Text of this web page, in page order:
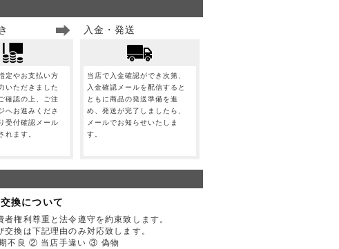
定やお支払い方
いただきました
確認の上、ご注
へお進みくださ
受付確認メール
れます。
入金・発送
当店で入金確認ができ次第、
入金確認メールを配信すると
ともに商品の発送準備を進
め、発送が完了しましたら、
メールでお知らせいたしま
す。
換について
者権利尊重と法令遵守を約束致します。
交換は下記理由のみ対応致します。
不良 ② 当店手違い ③ 偽物